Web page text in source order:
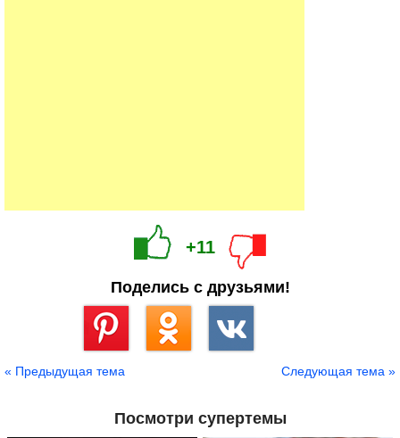
+11
Поделись с друзьями!
« Предыдущая тема Следующая тема »
Посмотри супертемы